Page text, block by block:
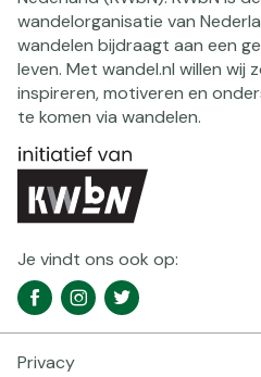
wandelorganisatie van
wandelen bijdraagt aan een
leven. Met wandel.nl willen wij
inspireren, motiveren en
te komen via wandelen.
Je vindt ons ook op:
Social
media
FacebookInstagramTwitter
Footer
Privacy